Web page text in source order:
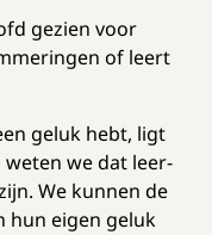
gezien voor
of leert
geluk hebt, ligt
we dat leer-
We kunnen de
hun eigen geluk